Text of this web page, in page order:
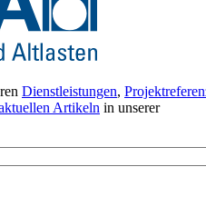
Dienstleistungen,
Artikeln in unserer